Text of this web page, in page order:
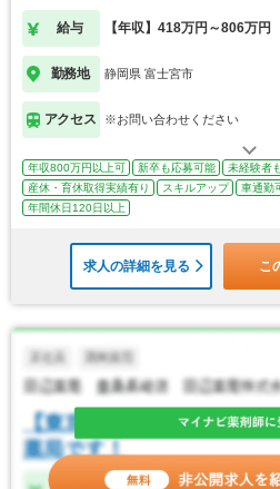
給与 【年収】418万円～806万円
勤務地 静岡県 富士宮市
アクセス ※お問い合わせください
年収800万円以上可 新卒も応募可能 未経験者
産休・育休取得実績有り
スキルアップ 車通勤
年間休日120日以上
求人の詳細を見る こ